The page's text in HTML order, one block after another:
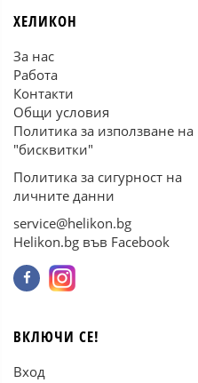
ХЕЛИКОН
За нас
Работа
Контакти
Общи условия
Политика за използване на
"бисквитки"
Политика за сигурност на
личните данни
service@helikon.bg
Helikon.bg във Facebook
ВКЛЮЧИ СЕ!
Вход